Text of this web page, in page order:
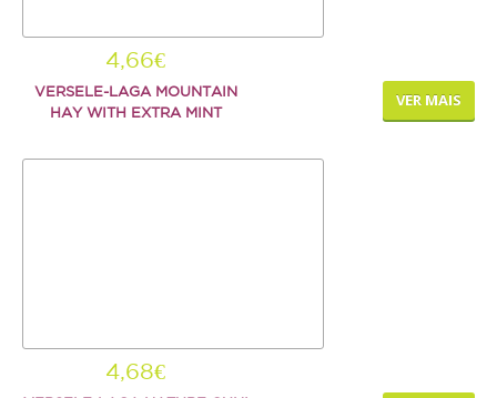
4,66€
VERSELE-LAGA MOUNTAIN
HAY WITH EXTRA MINT
VER MAIS
4,68€